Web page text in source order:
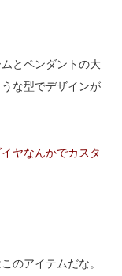
とペンダントの大
な型でデザインが
ヤなんかでカスタ
のアイテムだな。